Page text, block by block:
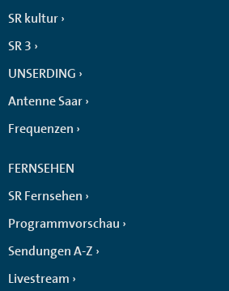
SR kultur
SR 3
UNSERDING
Antenne Saar
Frequenzen
FERNSEHEN
SR Fernsehen
Programmvorschau
Sendungen A-Z
Livestream